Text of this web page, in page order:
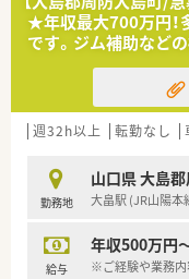
＜法人特徴＞
■1997年12月に1
小野田市まで山口
スルー可能店舗
■会社として機
機械化を進めて
すことで、機械に
おります。※水剤
機、全自動散剤分
■産前産後休業・
■「子育てサポー
得しております。
★年収最大700万円！
です。ジム補助など
週32h以上 転勤なし
勤務地
山口県 大島
大畠駅 (JR山陽本
給与
年収500万円
※ご経験や業務内